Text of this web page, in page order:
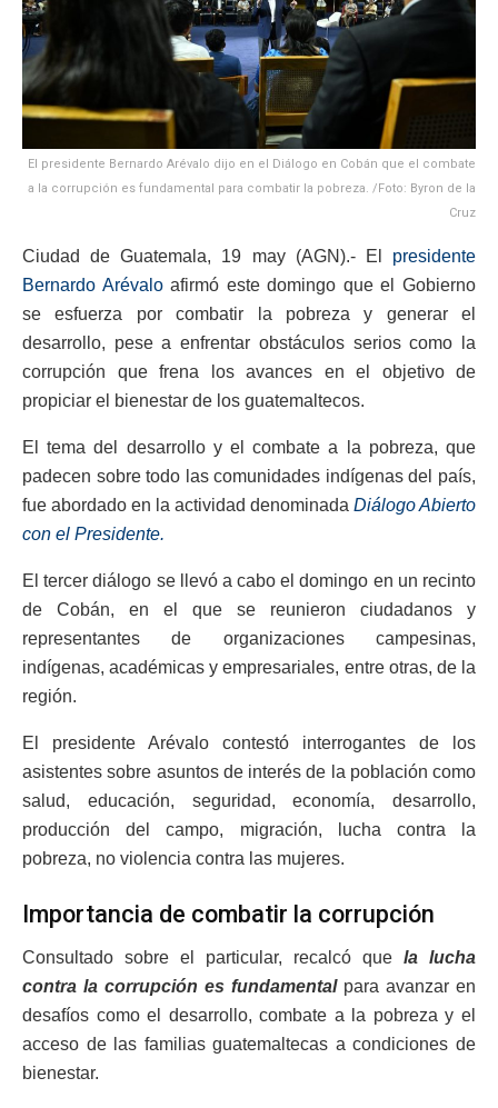
El presidente Bernardo Arévalo dijo en el Diálogo en Cobán que el combate
a la corrupción es fundamental para combatir la pobreza. /Foto: Byron de la
Cruz
Ciudad de Guatemala, 19 may (AGN).- El presidente
Bernardo Arévaloafirmó este domingo que el Gobierno
se esfuerza por combatir la pobreza y generar el
desarrollo, pese a enfrentar obstáculos serios como la
corrupción que frena los avances en el objetivo de
propiciar el bienestar de los guatemaltecos.
El tema del desarrollo y el combate a la pobreza, que
padecen sobre todo las comunidades indígenas del país,
fue abordado en la actividad denominada Diálogo Abierto
con el Presidente.
El tercer diálogo se llevó a cabo el domingo en un recinto
de Cobán, en el que se reunieron ciudadanos y
representantes de organizaciones campesinas,
indígenas, académicas y empresariales, entre otras, de la
región.
El presidente Arévalo contestó interrogantes de los
asistentes sobre asuntos de interés de la población como
salud, educación, seguridad, economía, desarrollo,
producción del campo, migración, lucha contra la
pobreza, no violencia contra las mujeres.
Importancia de combatir la corrupción
Consultado sobre el particular, recalcó que la lucha
contra la corrupción es fundamentalpara avanzar en
desafíos como el desarrollo, combate a la pobreza y el
acceso de las familias guatemaltecas a condiciones de
bienestar.